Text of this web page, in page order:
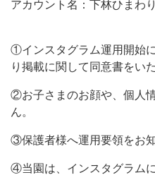
アカウント名：下林ひまわ
①インスタグラム運用開始
り掲載に関して同意書をい
②お子さまのお顔や、個人
ん。
③保護者様へ運用要領をお
④当園は、インスタグラム